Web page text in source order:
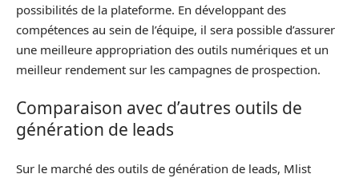
possibilités de la plateforme. En développant des
compétences au sein de l’équipe, il sera possible d’assurer
une meilleure appropriation des outils numériques et un
meilleur rendement sur les campagnes de prospection.
Comparaison avec d’autres outils de
génération de leads
Sur le marché des outils de génération de leads, Mlist